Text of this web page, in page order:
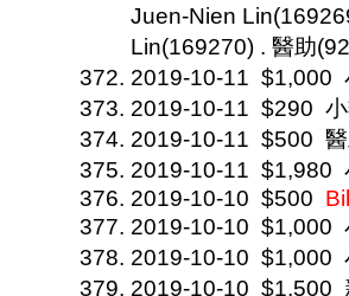
Juen-Nien
Lin(169270) . 醫助
2019-10-11 $1,000
2019-10-11 $290
2019-10-11 $500
2019-10-11 $1,980
2019-10-10 $500
2019-10-10 $1,000
2019-10-10 $1,000
2019-10-10 $1,500